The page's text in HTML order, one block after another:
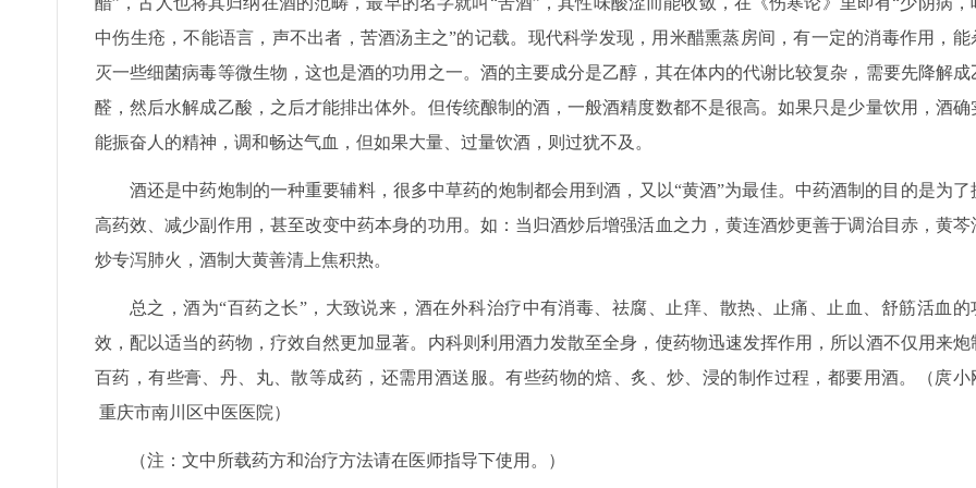
中伤生疮，不能语言，声不出者，苦酒汤主之”的记载。现代科学发现，用米醋熏蒸房间，有一定的消毒作用，能
灭一些细菌病毒等微生物，这也是酒的功用之一。酒的主要成分是乙醇，其在体内的代谢比较复杂，需要先降解成
醛，然后水解成乙酸，之后才能排出体外。但传统酿制的酒，一般酒精度数都不是很高。如果只是少量饮用，酒确
能振奋人的精神，调和畅达气血，但如果大量、过量饮酒，则过犹不及。
酒还是中药炮制的一种重要辅料，很多中草药的炮制都会用到酒，又以“黄酒”为最佳。中药酒制的目的是为了
高药效、减少副作用，甚至改变中药本身的功用。如：当归酒炒后增强活血之力，黄连酒炒更善于调治目赤，黄芩
炒专泻肺火，酒制大黄善清上焦积热。
总之，酒为“百药之长”，大致说来，酒在外科治疗中有消毒、祛腐、止痒、散热、止痛、止血、舒筋活血的
效，配以适当的药物，疗效自然更加显著。内科则利用酒力发散至全身，使药物迅速发挥作用，所以酒不仅用来炮
百药，有些膏、丹、丸、散等成药，还需用酒送服。有些药物的焙、炙、炒、浸的制作过程，都要用酒。（庹小
重庆市南川区中医医院）
（注：文中所载药方和治疗方法请在医师指导下使用。）